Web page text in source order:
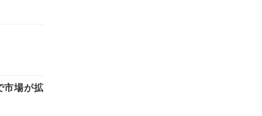
市場が拡